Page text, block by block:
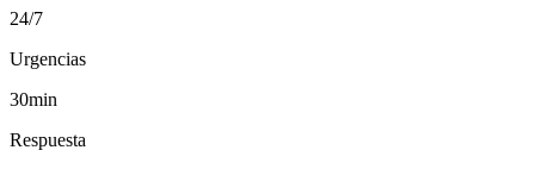
24/7
Urgencias
30min
Respuesta